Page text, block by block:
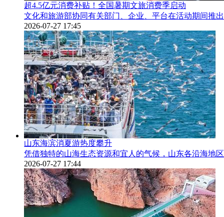
超4.5亿元消费补贴！全国暑期文旅消费季启动
文化和旅游部协同有关部门、企业、平台在活动期间推
2026-07-27 17:45
山东海滨消夏游热度攀升
凭借独特的山海生态资源和宜人的气候，山东各沿海地
2026-07-27 17:44